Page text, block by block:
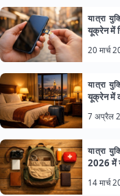
यात्रा
यूक्रेन में
20 मार्च
यात्रा
यूक्रेन में
7 अप्रैल
यात्रा
2026 में
14 मार्च